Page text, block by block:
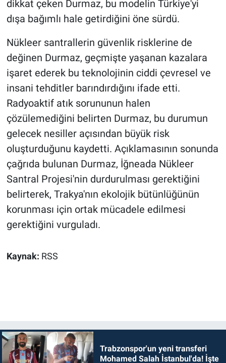
dikkat çeken Durmaz, bu modelin Türkiye'yi
dışa bağımlı hale getirdiğini öne sürdü.
Nükleer santrallerin güvenlik risklerine de
değinen Durmaz, geçmişte yaşanan kazalara
işaret ederek bu teknolojinin ciddi çevresel ve
insani tehditler barındırdığını ifade etti.
Radyoaktif atık sorununun halen
çözülemediğini belirten Durmaz, bu durumun
gelecek nesiller açısından büyük risk
oluşturduğunu kaydetti. Açıklamasının sonunda
çağrıda bulunan Durmaz, İğneada Nükleer
Santral Projesi'nin durdurulması gerektiğini
belirterek, Trakya'nın ekolojik bütünlüğünün
korunması için ortak mücadele edilmesi
gerektiğini vurguladı.
Kaynak: RSS
Trabzonspor'un yeni transferi
Mohamed Salah İstanbul'da! İşte